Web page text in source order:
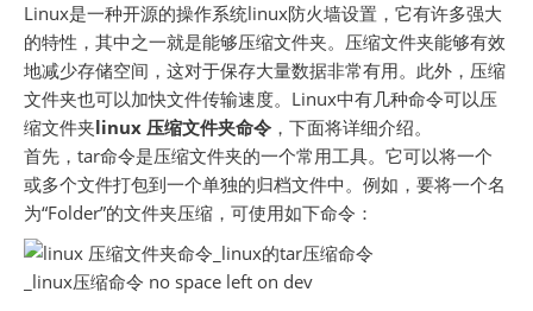
Linux是一种开源的操作系统linux防火墙设置，它有许多强大
的特性，其中之一就是能够压缩文件夹。压缩文件夹能够有效
地减少存储空间，这对于保存大量数据非常有用。此外，压缩
文件夹也可以加快文件传输速度。Linux中有几种命令可以压
缩文件夹linux 压缩文件夹命令 ，下面将详细介绍。
首先，tar命令是压缩文件夹的一个常用工具。它可以将一个
或多个文件打包到一个单独的归档文件中。例如，要将一个名
为“Folder”的文件夹压缩，可使用如下命令：